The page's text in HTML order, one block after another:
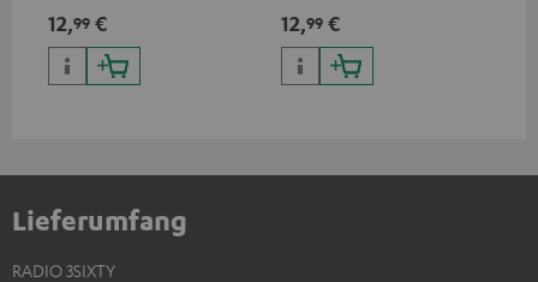
12,99 € 12,99 €
Lieferumfang
RADIO 3SIXTY